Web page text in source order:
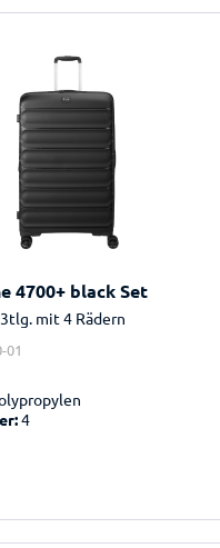
4700+ black Set
mit 4 Rädern
01
4